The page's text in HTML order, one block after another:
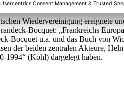
Wiedervereinigung ereignete
Bocquet: „Frankreichs
u.a. und das Buch von
der beiden zentralen Akteure,
1994“ (Kohl) dargelegt haben.